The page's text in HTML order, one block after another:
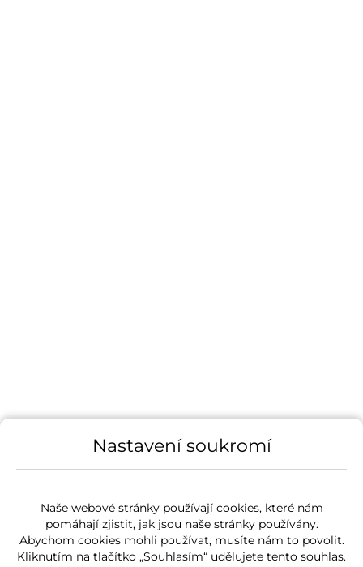
Nastavení soukromí
Naše webové stránky používají cookies, které nám
pomáhají zjistit, jak jsou naše stránky používány.
Abychom cookies mohli používat, musíte nám to povolit.
Kliknutím na tlačítko „Souhlasím“ udělujete tento souhlas.